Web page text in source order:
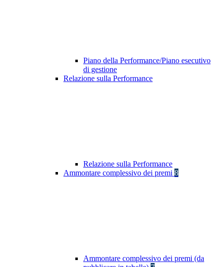
Piano della Performance/Piano esecutivo
di gestione
Relazione sulla Performance
Relazione sulla Performance
Ammontare complessivo dei premi 8
Ammontare complessivo dei premi (da